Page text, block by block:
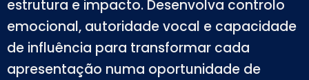
estrutura e impacto. Desenvolva controlo
emocional, autoridade vocal e capacidade
de influência para transformar cada
apresentação numa oportunidade de